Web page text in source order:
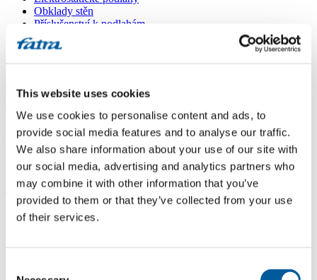
This website uses cookies
We use cookies to personalise content and ads, to
provide social media features and to analyse our traffic.
We also share information about your use of our site with
our social media, advertising and analytics partners who
may combine it with other information that you’ve
provided to them or that they’ve collected from your use
of their services.
Obklady stěn
Příslušenství k podlahám
Všechny podlahy
Menu
Domů
Prodejní místa/
Toom interier
Toom interier